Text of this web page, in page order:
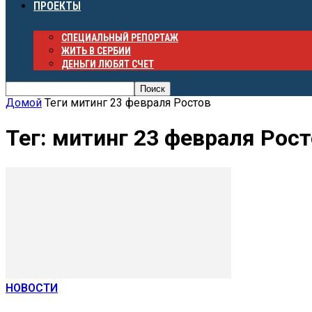
ПРОЕКТЫ
СПЕЦИАЛЬНЫЙ РЕПОРТАЖ
ЖИТЬ В СЕРБИИ
ДЕНЬГИ ЛЮБЯТ СЧЕТ
Домой Теги митинг 23 февраля Ростов
Тег: митинг 23 февраля
НОВОСТИ